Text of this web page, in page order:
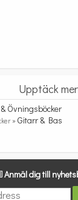
Upptäck mer
Övningsböcker
» Gitarr & Bas
Anmäl dig till